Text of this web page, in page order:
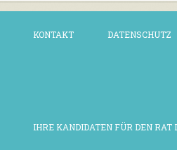
KONTAKT DATENSCHUTZ
IHRE KANDIDATEN FÜR DEN RAT